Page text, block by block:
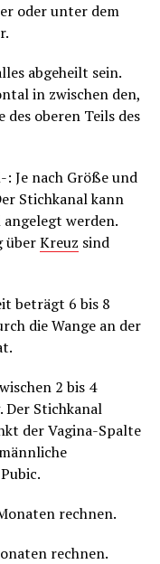
oder unter dem
abgeheilt sein.
in zwischen den,
des oberen Teils des
Je nach Größe und
Stichkanal kann
werden.
überKreuz sind
beträgt 6 bis 8
die Wange an der
2 bis 4
Der Stichkanal
der Vagina-Spalte
rechnen.
rechnen.